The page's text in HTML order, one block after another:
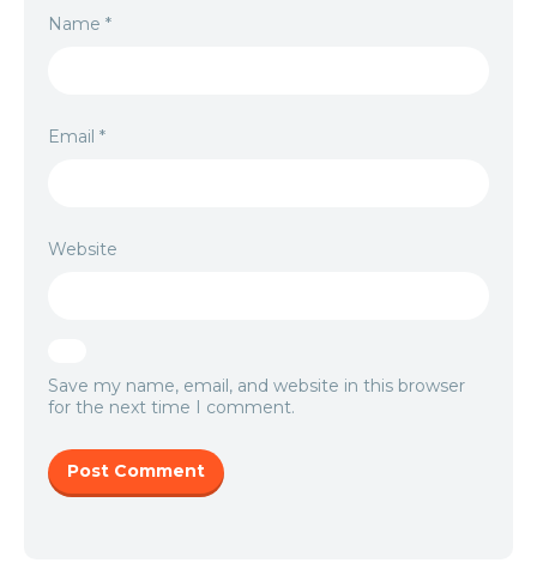
Name *
Email *
Website
Save my name, email, and website in this browser
for the next time I comment.